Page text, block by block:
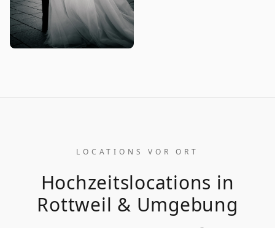
LOCATIONS VOR ORT
Hochzeitslocations in
Rottweil & Umgebung